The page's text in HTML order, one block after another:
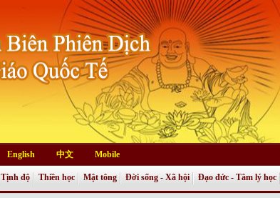
English 中文 Mobile
Tịnh độ Thiền học Mật tông Đời sống - Xã hội Đạo đức - Tâm lý học